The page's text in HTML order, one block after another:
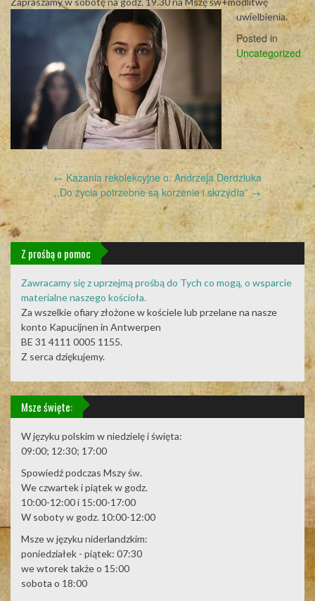
uwielbienia.
Posted in
Uncategorized
Post
navigation
← Kazania rekolekcyjne o. Andrzeja Derdziuka
,,Do życia potrzebne są korzenie i skrzydła” →
Z prośbą o pomoc
Zawracamy się z uprzejmą prośbą do Tych co mogą, o wsparcie
materialne naszego kościoła.
Za wszelkie ofiary złożone w kościele lub przelane na nasze
konto Kapucijnen in Antwerpen
BE 31 4111 0005 1155.
Z serca dziękujemy.
Msze święte:
W języku polskim w niedzielę i święta:
09:00; 12:30; 17:00
Spowiedź podczas Mszy św.
We czwartek i piątek w godz.
10:00-12:00 i 15:00-17:00
W soboty w godz. 10:00-12:00
Msze w języku niderlandzkim:
poniedziałek - piątek: 07:30
we wtorek także o 15:00
sobota o 18:00